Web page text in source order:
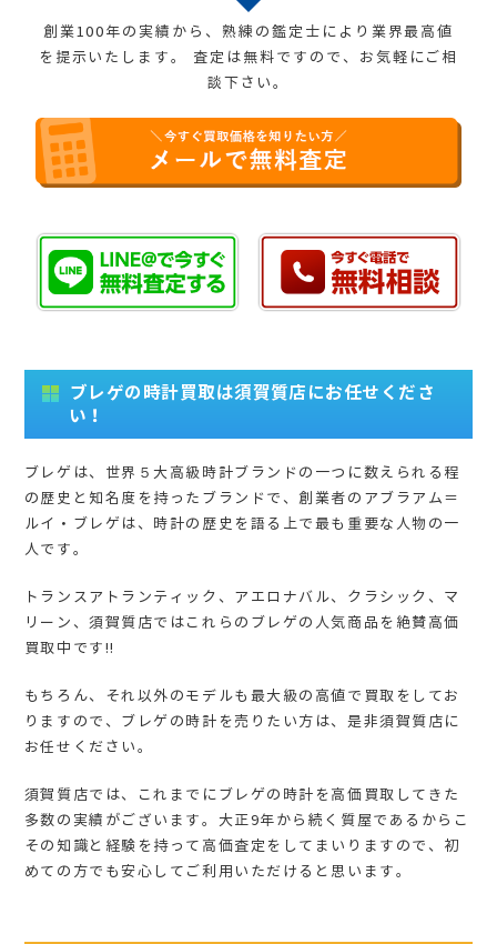
創業100年の実績から、熟練の鑑定士により業界最高値
を提示いたします。
査定は無料ですので、お気軽にご相
談下さい。
ブレゲの時計買取は須賀質店にお任せくださ
い！
ブレゲは、世界５大高級時計ブランドの一つに数えられる程
の歴史と知名度を持ったブランドで、創業者のアブラアム＝
ルイ・ブレゲは、時計の歴史を語る上で最も重要な人物の一
人です。
トランスアトランティック、アエロナバル、クラシック、マ
リーン、須賀質店ではこれらのブレゲの人気商品を絶賛高価
買取中です!!
もちろん、それ以外のモデルも最大級の高値で買取をしてお
りますので、ブレゲの時計を売りたい方は、是非須賀質店に
お任せください。
須賀質店では、これまでにブレゲの時計を高価買取してきた
多数の実績がございます。大正9年から続く質屋であるからこ
その知識と経験を持って高価査定をしてまいりますので、初
めての方でも安心してご利用いただけると思います。